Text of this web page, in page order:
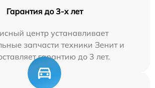
Гарантия до 3-х лет
центр устанавливает
запчасти техники Зенит и
гарантию до 3 лет.